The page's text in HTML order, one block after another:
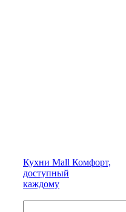
Кухни Mall Комфорт,
доступный
каждому